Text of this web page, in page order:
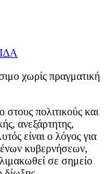
χωρίς πραγματική
πολιτικούς και
ανεξάρτητης,
είναι ο λόγος για
κυβερνήσεων,
σε σημείο